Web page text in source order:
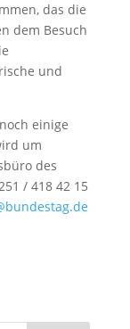
das die
dem Besuch
und
einige
um
des
/ 418 42 15